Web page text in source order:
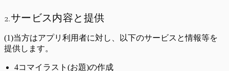
2.サービス内容と提供
(1)当方はアプリ利用者に対し、以下のサービスと情報等を
提供します。
4コマイラスト(お題)の作成